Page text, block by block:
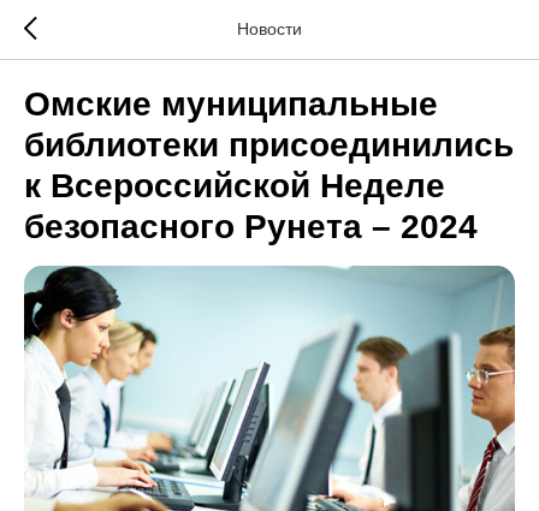
Новости
Омские муниципальные
библиотеки присоединились
к Всероссийской Неделе
безопасного Рунета – 2024